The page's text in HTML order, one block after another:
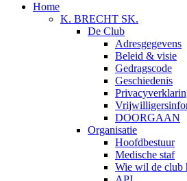
Home
K. BRECHT SK.
De Club
Adresgegevens
Beleid & visie
Gedragscode
Geschiedenis
DOORGAAN
Organisatie
Hoofdbestuur
Medische staf
Wie wil de club